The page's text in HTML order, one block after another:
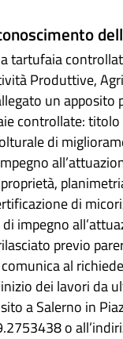
tartufaia
Produttive,
un
controllate:
di
di
impegno
previo
al
dei lavori da
a Salerno in
o